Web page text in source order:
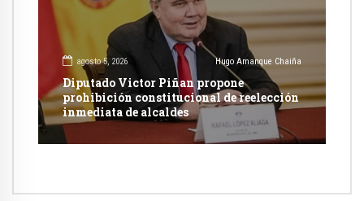
agosto 5, 2026 Hugo Amanque Chaiña
Diputado Victor Piñan propone
prohibición constitucional de reelección
inmediata de alcaldes